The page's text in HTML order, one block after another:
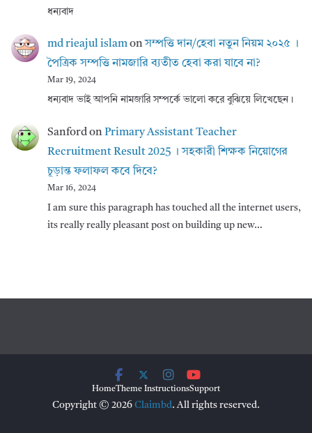
ধন্যবাদ
md rieajul islamonসম্পত্তি দান/হেবা নতুন নিয়ম ২০২৫ ।
পৈত্রিক সম্পত্তি নামজারি ব্যতীত হেবা করা যাবে না?
Mar 19, 2024
ধন্যবাদ ভাই আপনি নামজারি সম্পর্কে ভালো করে বুঝিয়ে লিখেছেন।
SanfordonPrimary Assistant Teacher
Recruitment Result 2025 । সহকারী শিক্ষক নিয়োগের
চূড়ান্ত ফলাফল কবে দিবে?
Mar 16, 2024
I am sure this paragraph has touched all the internet users,
its really really pleasant post on building up new…
HomeTheme InstructionsSupport
Copyright © 2026 Claimbd. All rights reserved.